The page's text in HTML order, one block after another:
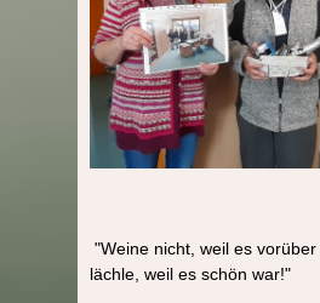
"Weine nicht, weil es
lächle, weil es schön war!"